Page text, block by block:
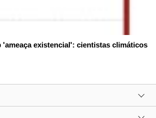
'ameaça existencial': cientistas climáticos